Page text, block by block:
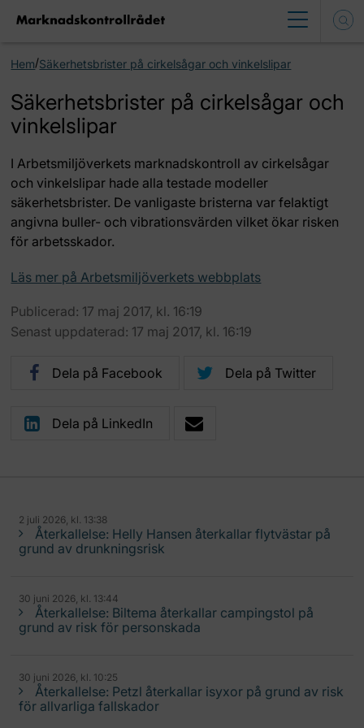
Hem/Säkerhetsbrister på cirkelsågar och vinkelslipar
Säkerhetsbrister på cirkelsågar och
vinkelslipar
I Arbetsmiljöverkets marknadskontroll av cirkelsågar
och vinkelslipar hade alla testade modeller
säkerhetsbrister. De vanligaste bristerna var felaktigt
angivna buller- och vibrationsvärden vilket ökar risken
för arbetsskador.
Läs mer på Arbetsmiljöverkets webbplats
Publicerad: 17 maj 2017, kl. 16:19
Senast uppdaterad: 17 maj 2017, kl. 16:19
Dela på Facebook Dela på Twitter
Dela på LinkedIn
2 juli 2026, kl. 13:38
Återkallelse: Helly Hansen återkallar flytvästar på
grund av drunkningsrisk
30 juni 2026, kl. 13:44
Återkallelse: Biltema återkallar campingstol på
grund av risk för personskada
30 juni 2026, kl. 10:25
Återkallelse: Petzl återkallar isyxor på grund av risk
för allvarliga fallskador